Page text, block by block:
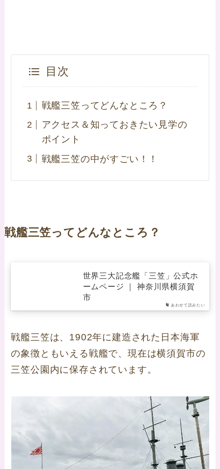
目次
戦艦三笠ってどんなところ？
アクセス＆知っておきたい見学の
ポイント
戦艦三笠の中がすごい！！
戦艦三笠ってどんなところ？
あわせて読みたい
世界三大記念艦「三笠」公式ホ
ームページ ｜ 神奈川県横須賀
市
戦艦三笠は、1902年に建造された日本海軍
の象徴ともいえる戦艦で、現在は横須賀市の
三笠公園内に保存されています。